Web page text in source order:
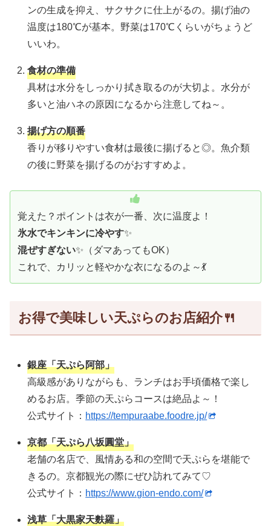
ンの生成を抑え、サクサクに仕上がるの。揚げ油の
温度は180℃が基本。野菜は170℃くらいがちょうど
いいわ。
食材の準備
具材は水分をしっかり拭き取るのが大切よ。水分が
多いと油ハネの原因になるから注意してね～。
揚げ方の順番
香りが移りやすい食材は最後に揚げると◎。魚介類
の後に野菜を揚げるのがおすすめよ。
覚えた？ポイントは衣が一番、次に温度よ！
氷水でキンキンに冷やす✨
混ぜすぎない✨（ダマあってもOK）
これで、カリッと軽やかな衣になるのよ～💃
お得で美味しい天ぷらのお店紹介🍴
銀座「天ぷら阿部」
高級感がありながらも、ランチはお手頃価格で楽し
めるお店。季節の天ぷらコースは絶品よ～！
公式サイト： https://tempuraabe.foodre.jp/
京都「天ぷら八坂圓堂」
老舗の名店で、風情ある和の空間で天ぷらを堪能で
きるの。京都観光の際にぜひ訪れてみて♡
公式サイト： https://www.gion-endo.com/
浅草「大黒家天麩羅」